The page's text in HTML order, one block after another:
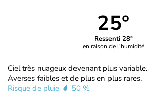
25°
Ressenti 28°
en raison de l'humidité
Ciel très nuageux devenant plus variable.
Averses faibles et de plus en plus rares.
Risque de pluie
50 %